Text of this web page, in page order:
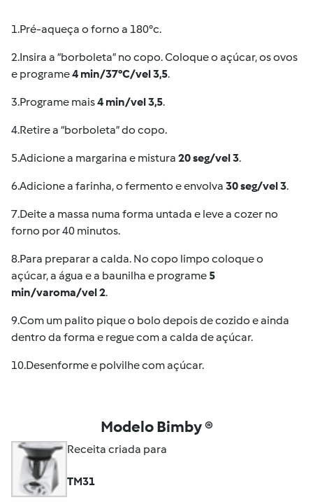
1.Pré-aqueça o forno a 180°c.
2.Insira a “borboleta” no copo. Coloque o açúcar, os ovos
e programe4 min/37°C/vel 3,5.
3.Programe mais4 min/vel 3,5.
4.Retire a “borboleta” do copo.
5.Adicione a margarina e mistura 20 seg/vel 3.
6.Adicione a farinha, o fermento e envolva 30 seg/vel 3.
7.Deite a massa numa forma untada e leve a cozer no
forno por 40 minutos.
8.Para preparar a calda. No copo limpo coloque o
açúcar, a água e a baunilha e programe 5
min/varoma/vel 2.
9.Com um palito pique o bolo depois de cozido e ainda
dentro da forma e regue com a calda de açúcar.
10.Desenforme e polvilhe com açúcar.
Modelo Bimby ®
Receita criada para
TM31